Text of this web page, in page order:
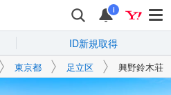
i
ID新規取得
東京都 足立区 興野鈴木荘
Yahoo!不動産